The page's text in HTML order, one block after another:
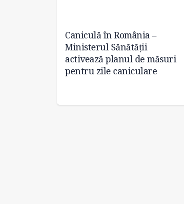
Caniculă în România –
Ministerul Sănătății
activează planul de măsuri
pentru zile caniculare